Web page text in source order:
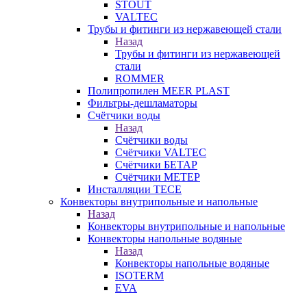
STOUT
VALTEC
Трубы и фитинги из нержавеющей стали
Назад
Трубы и фитинги из нержавеющей
стали
ROMMER
Полипропилен MEER PLAST
Фильтры-дешламаторы
Счётчики воды
Назад
Счётчики воды
Счётчики VALTEC
Счётчики БЕТАР
Счётчики МЕТЕР
Инсталляции TECE
Конвекторы внутрипольные и напольные
Назад
Конвекторы внутрипольные и напольные
Конвекторы напольные водяные
Назад
Конвекторы напольные водяные
ISOTERM
EVA